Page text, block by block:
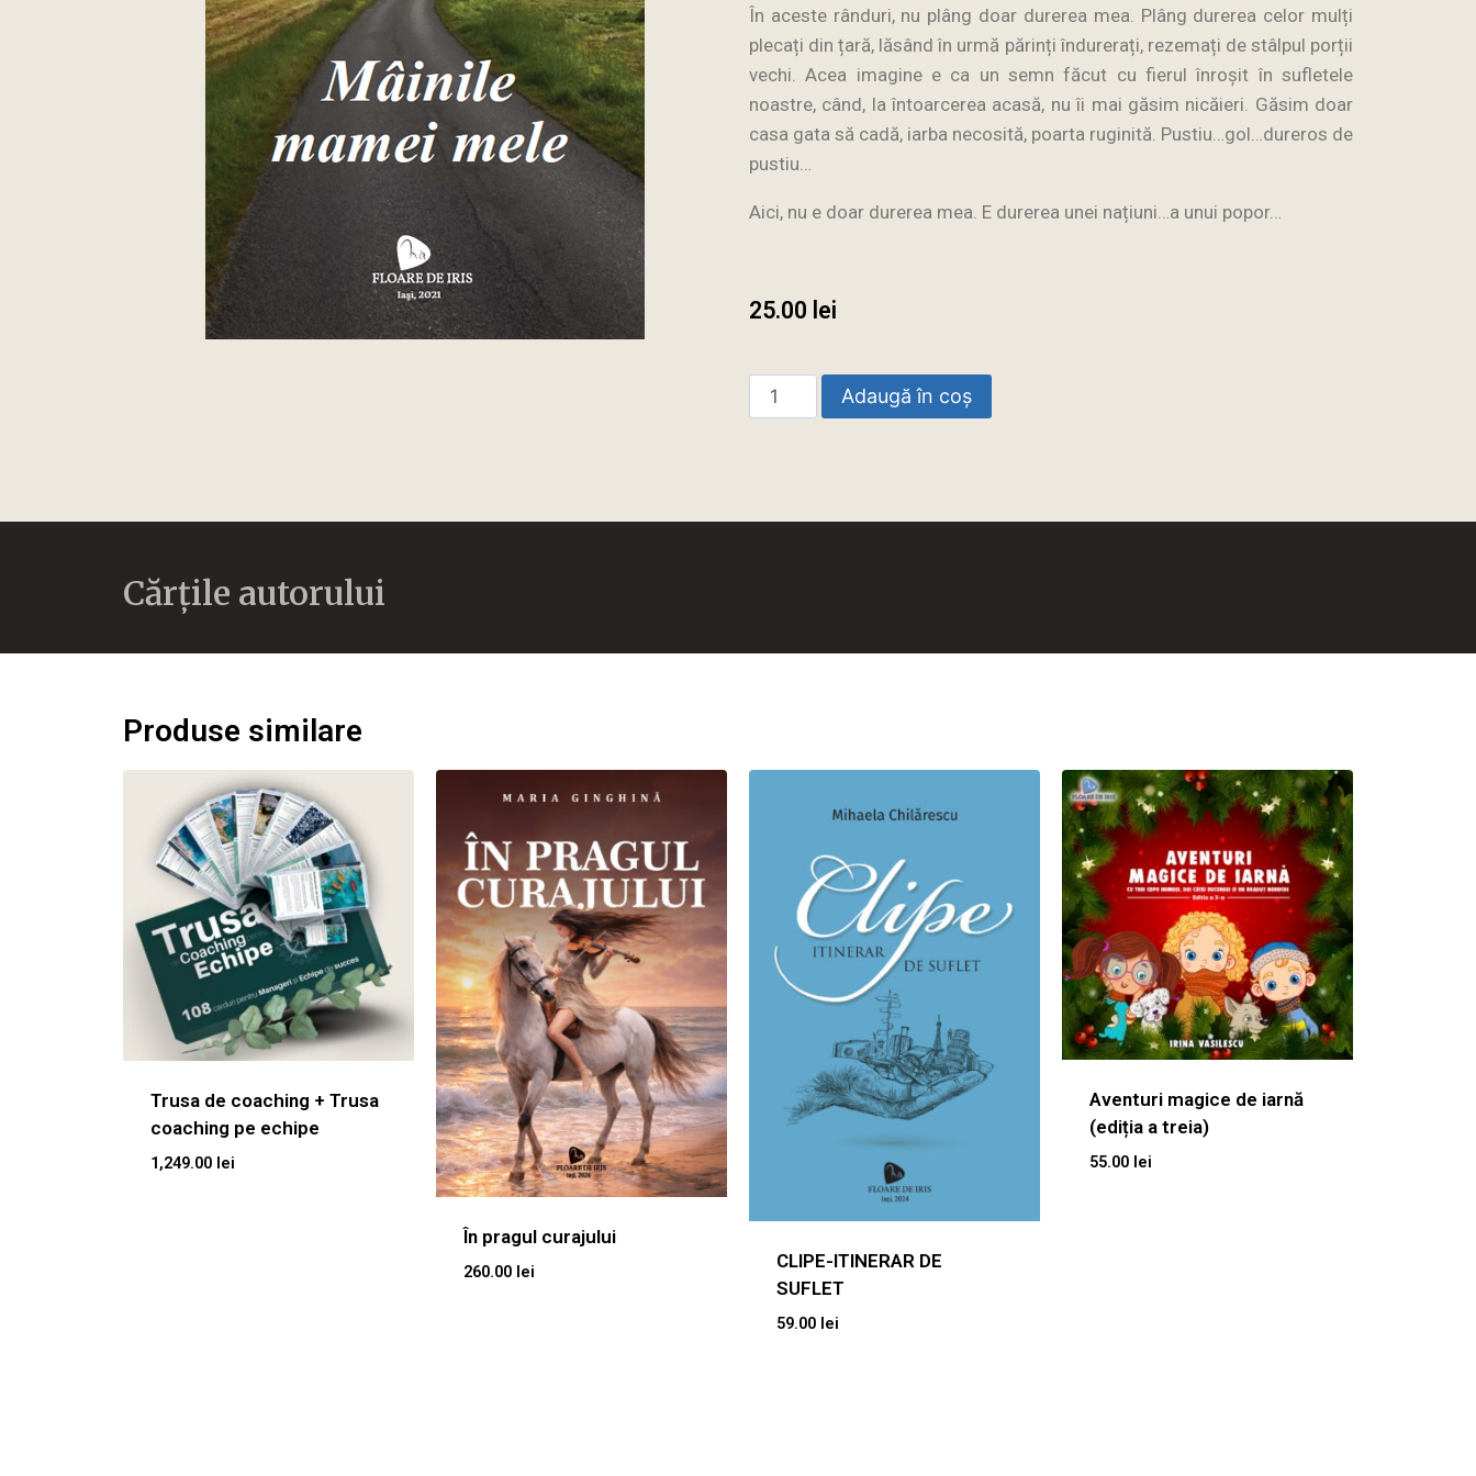
În aceste rânduri, nu plâng doar durerea mea. Plâng durerea celor mulți
plecați din țară, lăsând în urmă părinți îndurerați, rezemați de stâlpul porții
vechi. Acea imagine e ca un semn făcut cu fierul înroșit în sufletele
noastre, când, la întoarcerea acasă, nu îi mai găsim nicăieri. Găsim doar
casa gata să cadă, iarba necosită, poarta ruginită. Pustiu…gol…dureros de
pustiu…
Aici, nu e doar durerea mea. E durerea unei națiuni…a unui popor…
25.00 lei
Adaugă în coș
Cărțile autorului
Produse similare
Trusa de coaching + Trusa
coaching pe echipe
1,249.00 lei
În pragul curajului
260.00 lei
CLIPE-ITINERAR DE
SUFLET
59.00 lei
Aventuri magice de iarnă
(ediția a treia)
55.00 lei